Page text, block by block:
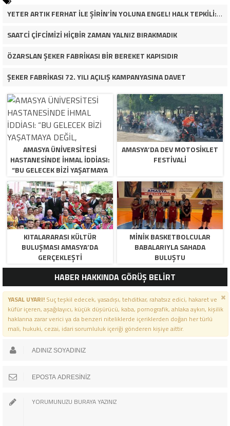
YETER ARTIK FERHAT İLE ŞİRİN’İN YOLUNA ENGEL! HALK TEPKİLİ: “YOLU KAPATMAK ÇÖZÜM DEĞİL, GÖREVİNİ YAP!”
SAATCİ ÇİFCİMİZİ HİÇBİR ZAMAN YALNIZ BIRAKMADIK
ÖZARSLAN ŞEKER FABRİKASI BİR BEREKET KAPISIDIR
ŞEKER FABRİKASI 72. YILI AÇILIŞ KAMPANYASINA DAVET
AMASYA ÜNİVERSİTESİ
HASTANESİNDE İHMAL İDDİASI:
“BU GELECEK BİZİ YAŞATMAYA
DEĞİL, ÖLDÜRMEYE GELİYOR!”
AMASYA’DA DEV MOTOSIKLET
FESTIVALI
KITALARARASI KÜLTÜR
BULUŞMASI AMASYA’DA
GERÇEKLEŞTI
MINIK BASKETBOLCULAR
BABALARIYLA SAHADA
BULUŞTU
HABER HAKKINDA GÖRÜŞ BELİRT
YASAL UYARI!Suç teşkil edecek, yasadışı, tehditkar, rahatsız edici, hakaret ve
küfür içeren, aşağılayıcı, küçük düşürücü, kaba, pornografik, ahlaka aykırı, kişilik
haklarına zarar verici ya da benzeri niteliklerde içeriklerden doğan her türlü
mali, hukuki, cezai, idari sorumluluk içeriği gönderen kişiye aittir.